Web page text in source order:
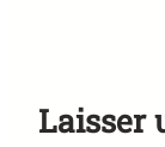
Laisser